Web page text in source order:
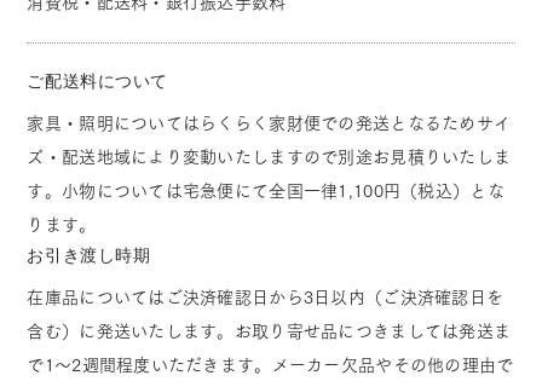
ご配送料について
家具・照明についてはらくらく家財便での発送となるためサイ
ズ・配送地域により変動いたしますので別途お見積りいたしま
す。小物については宅急便にて全国一律1,100円（税込）とな
ります。
お引き渡し時期
在庫品についてはご決済確認日から3日以内（ご決済確認日を
含む）に発送いたします。お取り寄せ品につきましては発送ま
で1～2週間程度いただきます。メーカー欠品やその他の理由で